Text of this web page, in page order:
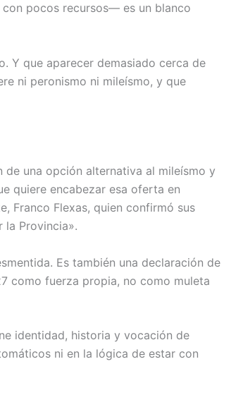
pocos recursos— es un blanco
Y que aparecer demasiado cerca de
ni peronismo ni mileísmo, y que
una opción alternativa al mileísmo y
quiere encabezar esa oferta en
Franco Flexas, quien confirmó sus
la Provincia».
Es también una declaración de
como fuerza propia, no como muleta
identidad, historia y vocación de
ni en la lógica de estar con